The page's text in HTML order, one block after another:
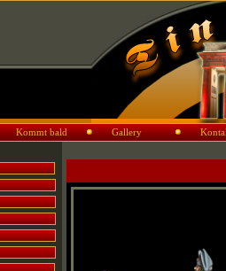
Kommt bald Gallery